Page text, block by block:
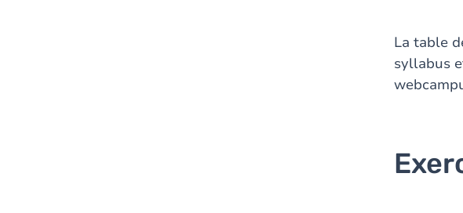
La table
syllabus